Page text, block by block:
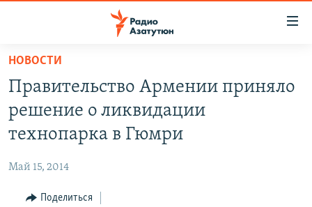
Перейти
основному
содержанию
Перейти
основной
Перейти
НОВОСТИ
ПОЛИТИКА
ЭКОНОМИКА
РЕГИОН
НОВОСТИ
Правительство Армении приняло
решение о ликвидации
технопарка в Гюмри
Май 15, 2014
Поделиться